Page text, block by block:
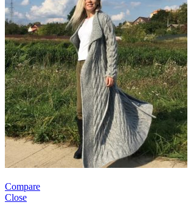
Compare
Close